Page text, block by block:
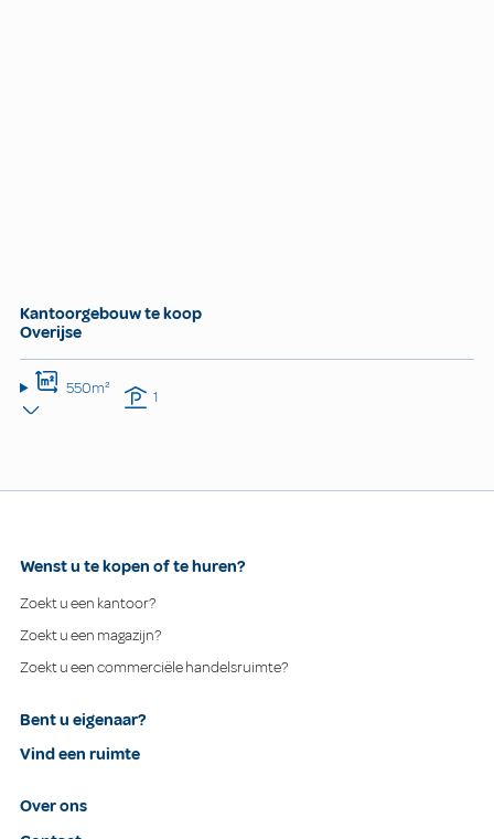
Kantoorgebouw te koop
Overijse
550m² 1
Wenst u te kopen of te huren?
Zoekt u een kantoor?
Zoekt u een magazijn?
Zoekt u een commerciële handelsruimte?
Bent u eigenaar?
Vind een ruimte
Over ons